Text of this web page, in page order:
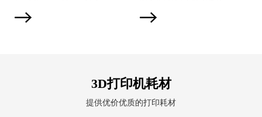
个人需求定制矫形器，
专业环境，它改变了医
疗保健领域的定制方
提供即刻诊疗的全套产
加工厂。
3D打印机耗材
提供优价优质的打印耗材